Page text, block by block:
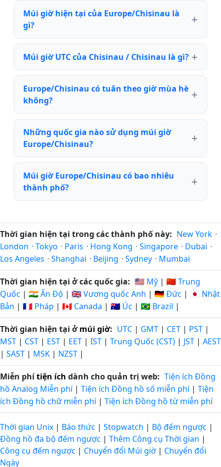
Múi giờ hiện tại của Europe/Chisinau là
gì?
Múi giờ UTC của Chisinau / Chisinau là gì?
Europe/Chisinau có tuân theo giờ mùa hè
không?
Những quốc gia nào sử dụng múi giờ
Europe/Chisinau?
Múi giờ Europe/Chisinau có bao nhiêu
thành phố?
Thời gian hiện tại trong các thành phố này: New York ·
London · Tokyo · Paris · Hong Kong · Singapore · Dubai ·
Los Angeles · Shanghai · Beijing · Sydney · Mumbai
Thời gian hiện tại ở các quốc gia: 🇺🇸 Mỹ | 🇨🇳 Trung
Quốc | 🇮🇳 Ấn Độ | 🇬🇧 Vương quốc Anh | 🇩🇪 Đức | 🇯🇵 Nhật
Bản | 🇫🇷 Pháp | 🇨🇦 Canada | 🇦🇺 Úc | 🇧🇷 Brazil |
Thời gian hiện tại ởmúi giờ: UTC | GMT | CET | PST |
MST | CST | EST | EET | IST | Trung Quốc (CST) | JST | AEST
| SAST | MSK | NZST |
Miễn phítiện ích dành cho quản trị web: Tiện ích Đồng
hồ Analog Miễn phí| Tiện ích Đồng hồ số miễn phí| Tiện
ích Đồng hồ chữ miễn phí| Tiện ích Đồng hồ từ miễn phí
Thời gian Unix | Báo thức | Stopwatch | Bộ đếm ngược |
Đồng hồ đa bộ đếm ngược | Thêm Công cụ Thời gian |
Công cụ đếm ngược | Chuyển đổi Múi giờ | Chuyển đổi
Ngày